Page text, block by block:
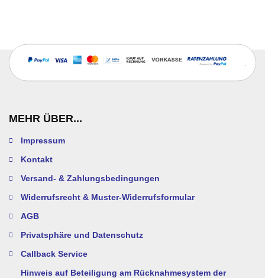
MEHR ÜBER...
Impressum
Kontakt
Versand- & Zahlungsbedingungen
Widerrufsrecht & Muster-Widerrufsformular
AGB
Privatsphäre und Datenschutz
Callback Service
Hinweis auf Beteiligung am Rücknahmesystem der